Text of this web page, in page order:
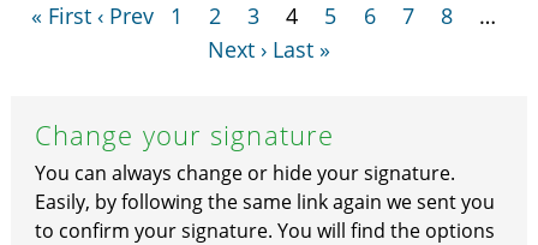
« First ‹ Prev 1 2 3 4 5 6 7 8
…
Next › Last »
Change your signature
You can always change or hide your signature.
Easily, by following the same link again we sent you
to confirm your signature. You will find the options